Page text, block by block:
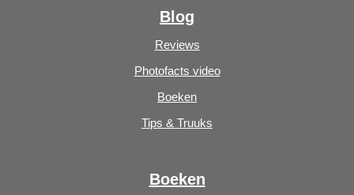
Blog
Reviews
Photofacts video
Boeken
Tips & Truuks
Boeken